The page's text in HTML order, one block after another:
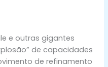
e outras gigantes
de capacidades
de refinamento